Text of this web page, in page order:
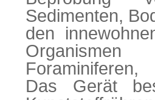
Sedimenten,
den
Das Gerät